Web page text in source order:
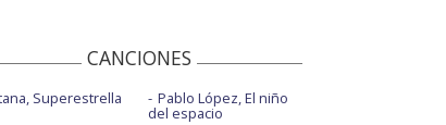
CANCIONES
Superestrella Pablo López, El niño
del espacio